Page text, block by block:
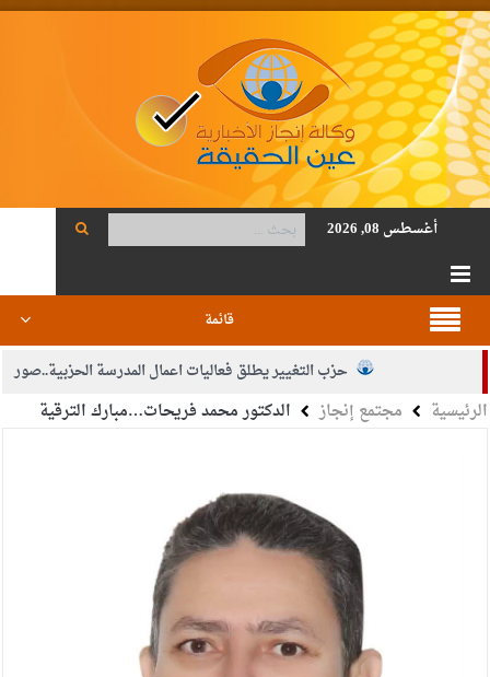
أغسطس 08, 2026
قائمة
حزب التغيير يطلق فعاليات اعمال المدرسة الحزبية..صور
الجيش يفتح باب التجنيد لحملة البكالوريوس في الحقوق والقانون
الإسلامية والمسيحية
الأمن يتلف 16 مليون حبة كبتاجون و1480 كغم مواد مخدرة
النواب يقر مشروع تعديل قانون الملكية العقارية
القاضي يلتقي رؤساء تحرير الصحف اليومية ويؤكد حرص مجلس
النواب على شراكة فاعلة مع الإعلام
الرئيسية مجتمع إنجاز الدكتور محمد فريحات…مبارك الترقية